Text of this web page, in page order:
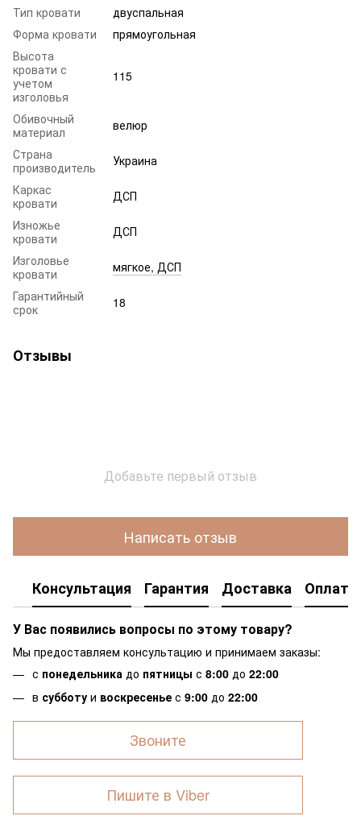
Тип кровати
двуспальная
Форма кровати
прямоугольная
Высота
кровати с
учетом
изголовья
115
Обивочный
материал
велюр
Страна
производитель
Украина
Каркас
кровати
ДСП
Изножье
кровати
ДСП
Изголовье
кровати
мягкое, ДСП
Гарантийный
срок
18
Отзывы
Добавьте первый отзыв
Написать отзыв
Консультация Гарантия Доставка Оплата
У Вас появились вопросы по этому товару?
Мы предоставляем консультацию и принимаем заказы:
с понедельника до пятницы с 8:00 до 22:00
в субботу и воскресенье с 9:00 до 22:00
Звоните
Пишите в Viber